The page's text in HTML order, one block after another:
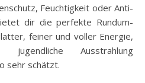
Feuchtigkeit oder Anti-
dir die perfekte Rundum-
feiner und voller Energie,
Ausstrahlung
sehr schätzt.